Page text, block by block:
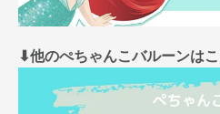
⬇︎他のぺちゃんこバルーンは